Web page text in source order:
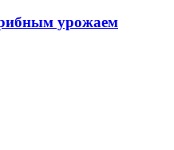
урожаем